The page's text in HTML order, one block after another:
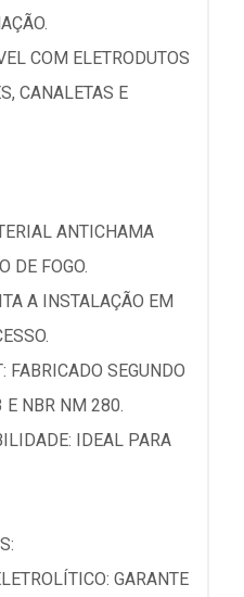
COM ELETRODUTOS
CANALETAS E
ANTICHAMA
DE FOGO.
A INSTALAÇÃO EM
FABRICADO SEGUNDO
NBR NM 280.
IDEAL PARA
GARANTE